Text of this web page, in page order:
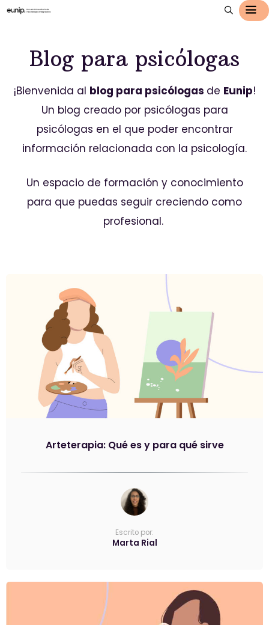
Blog para psicólogas
¡Bienvenida al blog para psicólogas de Eunip!
Un blog creado por psicólogas para
psicólogas en el que poder encontrar
información relacionada con la psicología.
Un espacio de formación y conocimiento
para que puedas seguir creciendo como
profesional.
Arteterapia: Qué es y para qué sirve
Escrito por:
Marta Rial